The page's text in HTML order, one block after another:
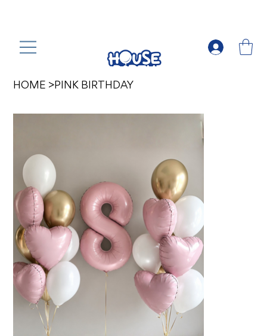
HOME >PINK BIRTHDAY